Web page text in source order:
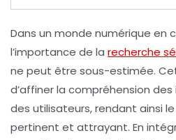
Dans un monde numérique en
l’importance de la recherche
ne peut être sous-estimée.
d’affiner la compréhension des
des utilisateurs, rendant ainsi
pertinent et attrayant. En